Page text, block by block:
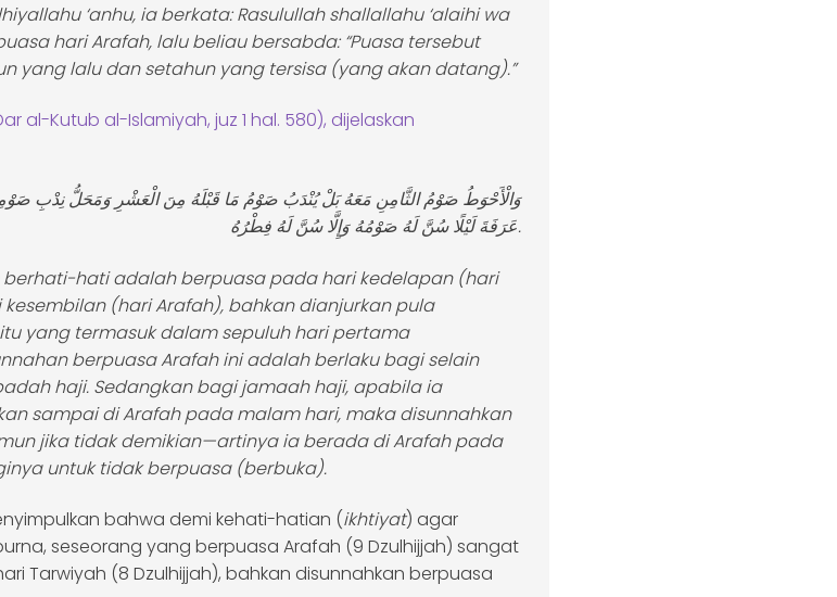
‘anhu, ia berkata: Rasulullah shallallahu ‘alaihi wa
hari Arafah, lalu beliau bersabda: “Puasa tersebut
yang lalu dan setahun yang tersisa (yang akan datang).”
al-Kutub al-Islamiyah, juz 1 hal. 580), dijelaskan
وَالْأَحْوَطُ صَوْمُ الثَّامِنِ مَعَهُ بَلْ يُنْدَبُ صَوْمُ مَا قَبْلَهُ مِنَ الْعَشْرِ وَمَحَلُّ نِدْبِ
عَرَفَةَ لَيْلًا سُنَّ لَهُ صَوْمُهُ وَإِلَّا سُنَّ لَهُ فِطْرُهُ.
hati adalah berpuasa pada hari kedelapan (hari
(hari Arafah), bahkan dianjurkan pula
yang termasuk dalam sepuluh hari pertama
berpuasa Arafah ini adalah berlaku bagi selain
haji. Sedangkan bagi jamaah haji, apabila ia
sampai di Arafah pada malam hari, maka disunnahkan
jika tidak demikian—artinya ia berada di Arafah pada
untuk tidak berpuasa (berbuka).
bahwa demi kehati-hatian (ikhtiyat) agar
seseorang yang berpuasa Arafah (9 Dzulhijjah) sangat
Tarwiyah (8 Dzulhijjah), bahkan disunnahkan berpuasa